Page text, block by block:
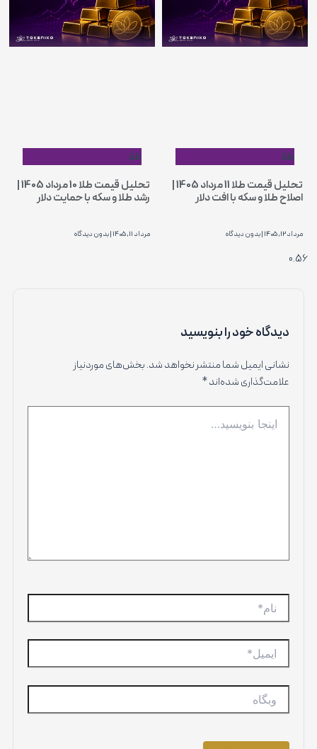
طلا
تحلیل قیمت طلا 11 مرداد 1405 |
اصلاح طلا و سکه با افت دلار
مرداد 12, 1405 بدون دیدگاه
طلا
تحلیل قیمت طلا 10 مرداد 1405 |
رشد طلا و سکه با حمایت دلار
مرداد 11, 1405 بدون دیدگاه
دیدگاه‌ خود را بنویسید
نشانی ایمیل شما منتشر نخواهد شد.بخش‌های موردنیاز
علامت‌گذاری شده‌اند*
بنویسید…
نام*
ایمیل*
وبگاه